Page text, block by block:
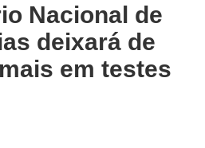
Nacional de
deixará de
em testes